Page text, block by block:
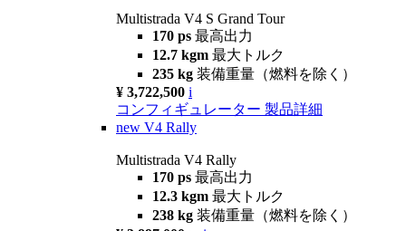
Multistrada V4 S Grand Tour
170 ps 最高出力
12.7 kgm 最大トルク
235 kg 装備重量（燃料を除く）
¥ 3,722,500 i
コンフィギュレーター 製品詳細
new V4 Rally
Multistrada V4 Rally
170 ps 最高出力
12.3 kgm 最大トルク
238 kg 装備重量（燃料を除く）